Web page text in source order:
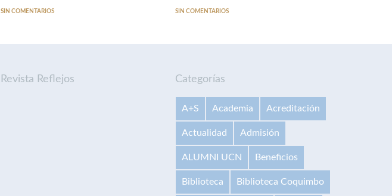
SIN COMENTARIOS SIN COMENTARIOS
Revista Reflejos Categorías
A+S Academia Acreditación
Actualidad Admisión
ALUMNI UCN Beneficios
Biblioteca Biblioteca Coquimbo